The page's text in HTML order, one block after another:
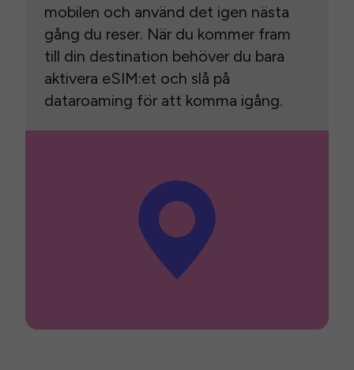
mobilen och använd det igen nästa
gång du reser. När du kommer fram
till din destination behöver du bara
aktivera eSIM:et och slå på
dataroaming för att komma igång.